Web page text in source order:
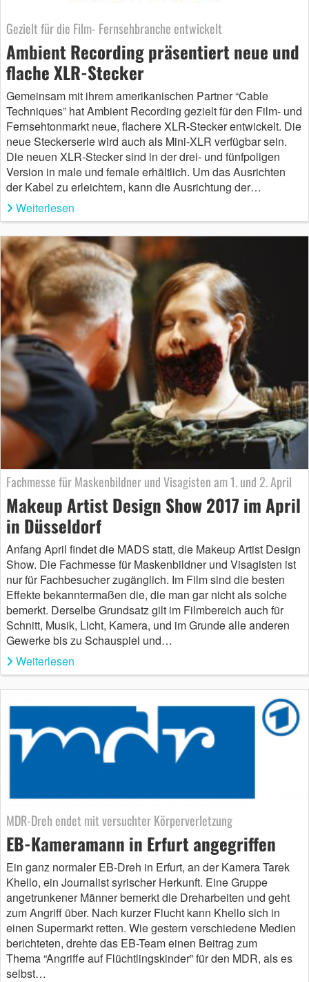
Gezielt für die Film- Fernsehbranche entwickelt
Ambient Recording präsentiert neue und
flache XLR-Stecker
Gemeinsam mit ihrem amerikanischen Partner “Cable
Techniques” hat Ambient Recording gezielt für den Film- und
Fernsehtonmarkt neue, flachere XLR-Stecker entwickelt. Die
neue Steckerserie wird auch als Mini-XLR verfügbar sein.
Die neuen XLR-Stecker sind in der drei- und fünfpoligen
Version in male und female erhältlich. Um das Ausrichten
der Kabel zu erleichtern, kann die Ausrichtung der…
Weiterlesen
Fachmesse für Maskenbildner und Visagisten am 1. und 2. April
Makeup Artist Design Show 2017 im April
in Düsseldorf
Anfang April findet die MADS statt, die Makeup Artist Design
Show. Die Fachmesse für Maskenbildner und Visagisten ist
nur für Fachbesucher zugänglich. Im Film sind die besten
Effekte bekanntermaßen die, die man gar nicht als solche
bemerkt. Derselbe Grundsatz gilt im Filmbereich auch für
Schnitt, Musik, Licht, Kamera, und im Grunde alle anderen
Gewerke bis zu Schauspiel und…
Weiterlesen
MDR-Dreh endet mit versuchter Körperverletzung
EB-Kameramann in Erfurt angegriffen
Ein ganz normaler EB-Dreh in Erfurt, an der Kamera Tarek
Khello, ein Journalist syrischer Herkunft. Eine Gruppe
angetrunkener Männer bemerkt die Dreharbeiten und geht
zum Angriff über. Nach kurzer Flucht kann Khello sich in
einen Supermarkt retten. Wie gestern verschiedene Medien
berichteten, drehte das EB-Team einen Beitrag zum
Thema “Angriffe auf Flüchtlingskinder” für den MDR, als es
selbst…